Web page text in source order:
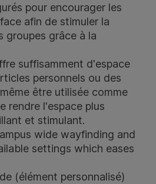
pour encourager les
afin de stimuler la
groupes grâce à la
suffisamment d'espace
personnels ou des
être utilisée comme
rendre l'espace plus
et stimulant.
wide wayfinding and
settings which eases
(élément personnalisé)